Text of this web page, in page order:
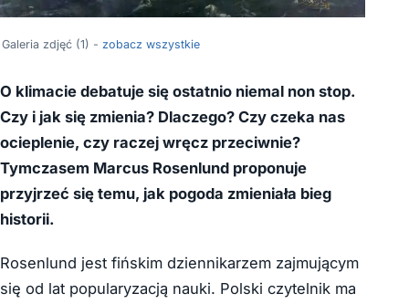
Galeria zdjęć (1) - zobacz wszystkie
O klimacie debatuje się ostatnio niemal non stop.
Czy i jak się zmienia? Dlaczego? Czy czeka nas
ocieplenie, czy raczej wręcz przeciwnie?
Tymczasem Marcus Rosenlund proponuje
przyjrzeć się temu, jak pogoda zmieniała bieg
historii.
Rosenlund jest fińskim dziennikarzem zajmującym
się od lat popularyzacją nauki. Polski czytelnik ma